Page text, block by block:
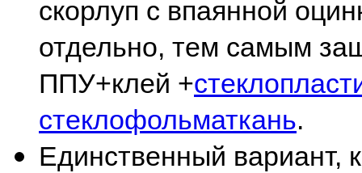
скорлуп с впаянной
отдельно, тем самым
ППУ+клей +
стеклофольматкань.
Единственный вариант,